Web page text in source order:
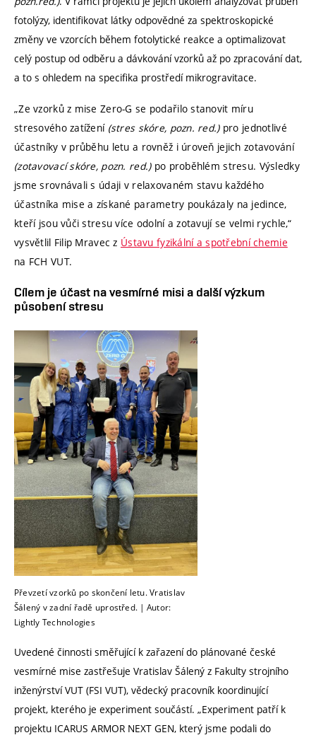
fotolýzy, identifikovat látky odpovědné za spektroskopické
změny ve vzorcích během fotolytické reakce a optimalizovat
celý postup od odběru a dávkování vzorků až po zpracování dat,
a to s ohledem na specifika prostředí mikrogravitace.
„Ze vzorků z mise Zero-G se podařilo stanovit míru
stresového zatížení (stres skóre, pozn. red.)pro jednotlivé
účastníky v průběhu letu a rovněž i úroveň jejich zotavování
(zotavovací skóre, pozn. red.)po proběhlém stresu. Výsledky
jsme srovnávali s údaji v relaxovaném stavu každého
účastníka mise a získané parametry poukázaly na jedince,
kteří jsou vůči stresu více odolní a zotavují se velmi rychle,“
vysvětlil Filip Mravec z Ústavu fyzikální a spotřební chemie
na FCH VUT.
Cílem je účast na vesmírné misi a další výzkum
působení stresu
Převzetí vzorků po skončení letu. Vratislav
Šálený v zadní řadě uprostřed. | Autor:
Lightly Technologies
Uvedené činnosti směřující k zařazení do plánované české
vesmírné mise zastřešuje Vratislav Šálený z Fakulty strojního
inženýrství VUT (FSI VUT), vědecký pracovník koordinující
projekt, kterého je experiment součástí. „Experiment patří k
projektu ICARUS ARMOR NEXT GEN, který jsme podali do